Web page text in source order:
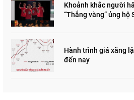
Khoảnh khắc người
“Thắng vàng” ủng hộ
Hành trình giá xăng
đến nay